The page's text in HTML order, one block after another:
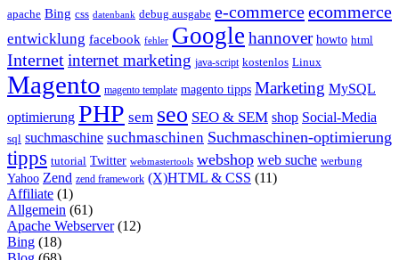
apache Bing css datenbank debug ausgabe e-commerceecommerce
entwicklung facebook fehler Google hannover howto html
Internetinternet marketing java-script kostenlos Linux
Magento magento template magento tipps Marketing MySQL
optimierung PHP sem seo SEO & SEM shop Social-Media
sql suchmaschine suchmaschinen Suchmaschinen-optimierung
tipps tutorial Twitter webmastertools webshop web suche werbung
Yahoo Zend zend framework (X)HTML & CSS (11)
Affiliate (1)
Allgemein (61)
Apache Webserver(12)
Bing (18)